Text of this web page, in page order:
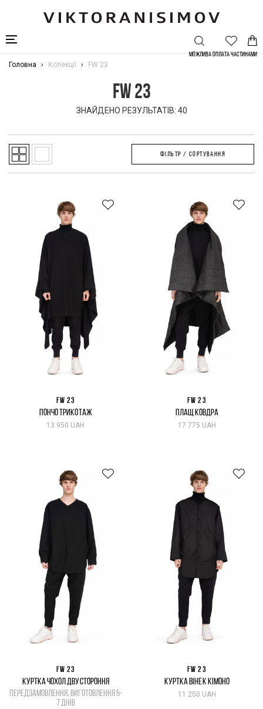
Можлива Оплата частинами
Головна Колекції FW 23
FW 23
ЗНАЙДЕНО РЕЗУЛЬТАТІВ: 40
ФІЛЬТР / СОРТУВАННЯ
FW 23
ПОНЧО ТРИКОТАЖ
13 950 UAH
FW 23
ПЛАЩ КОВДРА
17 775 UAH
FW 23
КУРТКА ЧОХОЛ ДВУСТОРОННЯ
передзамовлення, виготовлення 5-
7 днів
FW 23
КУРТКА ВІНЕК КІМОНО
11 250 UAH